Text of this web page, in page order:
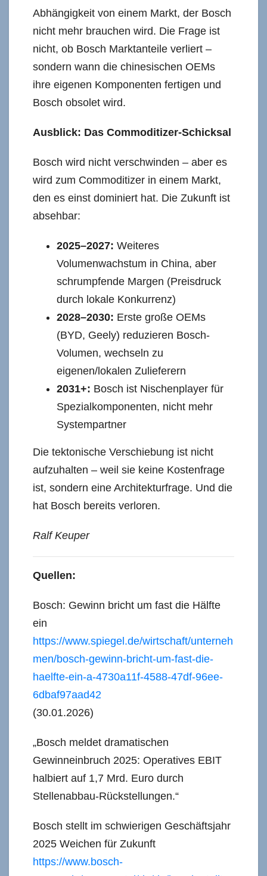
Abhängigkeit von einem Markt, der Bosch
nicht mehr brauchen wird. Die Frage ist
nicht, ob Bosch Marktanteile verliert –
sondern wann die chinesischen OEMs
ihre eigenen Komponenten fertigen und
Bosch obsolet wird.
Ausblick: Das Commoditizer-Schicksal
Bosch wird nicht verschwinden – aber es
wird zum Commoditizer in einem Markt,
den es einst dominiert hat. Die Zukunft ist
absehbar:
2025–2027: Weiteres
Volumenwachstum in China, aber
schrumpfende Margen (Preisdruck
durch lokale Konkurrenz)
2028–2030: Erste große OEMs
(BYD, Geely) reduzieren Bosch-
Volumen, wechseln zu
eigenen/lokalen Zulieferern
2031+: Bosch ist Nischenplayer für
Spezialkomponenten, nicht mehr
Systempartner
Die tektonische Verschiebung ist nicht
aufzuhalten – weil sie keine Kostenfrage
ist, sondern eine Architekturfrage. Und die
hat Bosch bereits verloren.
Ralf Keuper
Quellen:
Bosch: Gewinn bricht um fast die Hälfte
ein
https://www.spiegel.de/wirtschaft/unterneh
men/bosch-gewinn-bricht-um-fast-die-
haelfte-ein-a-4730a11f-4588-47df-96ee-
6dbaf97aad42
(30.01.2026)
„Bosch meldet dramatischen
Gewinneinbruch 2025: Operatives EBIT
halbiert auf 1,7 Mrd. Euro durch
Stellenabbau-Rückstellungen.“
Bosch stellt im schwierigen Geschäftsjahr
2025 Weichen für Zukunft
https://www.bosch-